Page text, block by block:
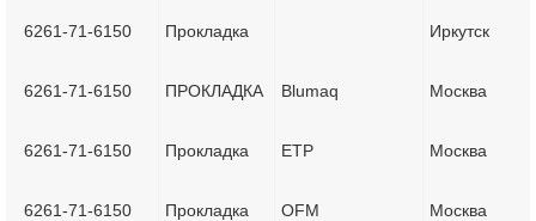
6261-71-6150 Прокладка Иркутск
6261-71-6150 ПРОКЛАДКА Blumaq Москва
6261-71-6150 Прокладка ETP Москва
6261-71-6150 Прокладка OFM Москва